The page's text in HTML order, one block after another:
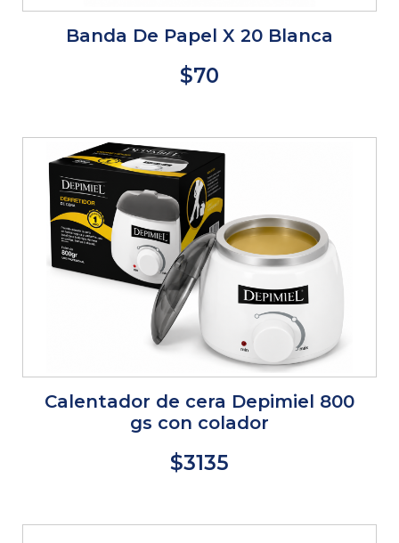
Banda De Papel X 20 Blanca
$70
Calentador de cera Depimiel 800
gs con colador
$3135